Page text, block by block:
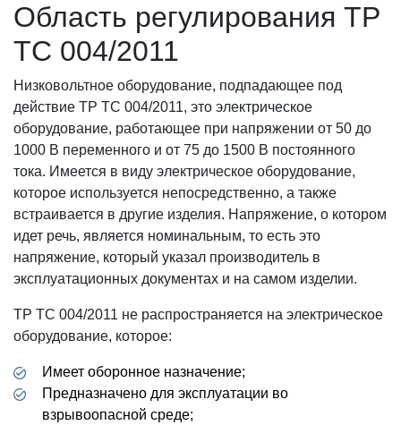
Область регулирования ТР
ТС 004/2011
Низковольтное оборудование, подпадающее под
действие ТР ТС 004/2011, это электрическое
оборудование, работающее при напряжении от 50 до
1000 В переменного и от 75 до 1500 В постоянного
тока. Имеется в виду электрическое оборудование,
которое используется непосредственно, а также
встраивается в другие изделия. Напряжение, о котором
идет речь, является номинальным, то есть это
напряжение, который указал производитель в
эксплуатационных документах и на самом изделии.
ТР ТС 004/2011 не распространяется на электрическое
оборудование, которое:
Имеет оборонное назначение;
Предназначено для эксплуатации во
взрывоопасной среде;